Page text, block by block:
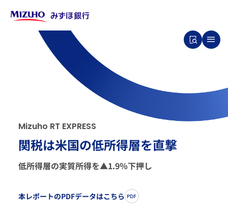
Mizuho RT EXPRESS
関税は米国の低所得層を直撃
低所得層の実質所得を▲1.9％下押し
本レポートのPDFデータはこちら